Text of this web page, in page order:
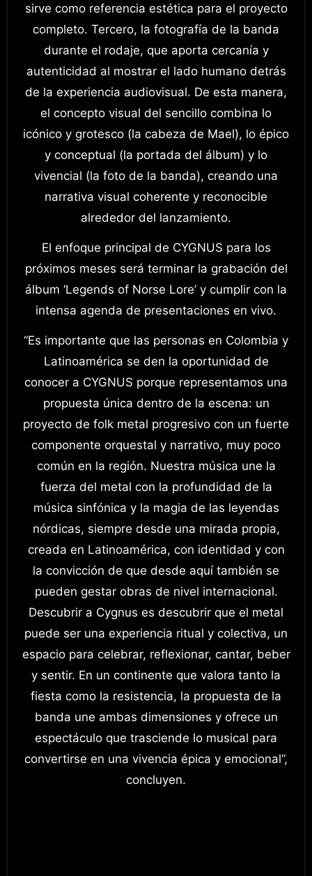
sirve como referencia estética para el proyecto
completo. Tercero, la fotografía de la banda
durante el rodaje, que aporta cercanía y
autenticidad al mostrar el lado humano detrás
de la experiencia audiovisual. De esta manera,
el concepto visual del sencillo combina lo
icónico y grotesco (la cabeza de Mael), lo épico
y conceptual (la portada del álbum) y lo
vivencial (la foto de la banda), creando una
narrativa visual coherente y reconocible
alrededor del lanzamiento.
El enfoque principal de CYGNUS para los
próximos meses será terminar la grabación del
álbum ‘Legends of Norse Lore’ y cumplir con la
intensa agenda de presentaciones en vivo.
“Es importante que las personas en Colombia y
Latinoamérica se den la oportunidad de
conocer a CYGNUS porque representamos una
propuesta única dentro de la escena: un
proyecto de folk metal progresivo con un fuerte
componente orquestal y narrativo, muy poco
común en la región. Nuestra música une la
fuerza del metal con la profundidad de la
música sinfónica y la magia de las leyendas
nórdicas, siempre desde una mirada propia,
creada en Latinoamérica, con identidad y con
la convicción de que desde aquí también se
pueden gestar obras de nivel internacional.
Descubrir a Cygnus es descubrir que el metal
puede ser una experiencia ritual y colectiva, un
espacio para celebrar, reflexionar, cantar, beber
y sentir. En un continente que valora tanto la
fiesta como la resistencia, la propuesta de la
banda une ambas dimensiones y ofrece un
espectáculo que trasciende lo musical para
convertirse en una vivencia épica y emocional”,
concluyen.